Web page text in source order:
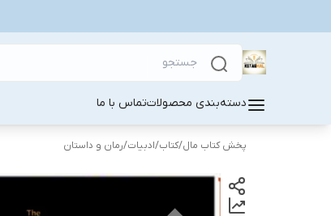
دسته‌بندی محصولاتتماس با ما
پخش کتاب مال/کتاب/ادبیات/رمان و داستان